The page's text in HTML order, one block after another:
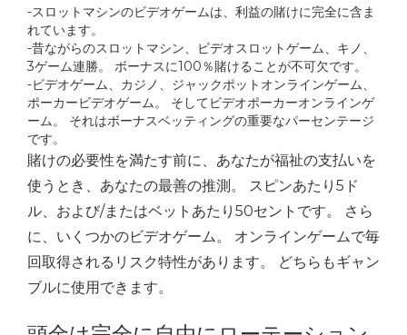
-スロットマシンのビデオゲームは、利益の賭けに完全に含ま
れています。
-昔ながらのスロットマシン、ビデオスロットゲーム、キノ、
3ゲーム連勝。 ボーナスに100％賭けることが不可欠です。
-ビデオゲーム、カジノ、ジャックポットオンラインゲーム、
ポーカービデオゲーム。 そしてビデオポーカーオンラインゲ
ーム。 それはボーナスベッティングの重要なパーセンテージ
です。
賭けの必要性を満たす前に、あなたが福祉の支払いを
使うとき、あなたの最善の推測。 スピンあたり5ド
ル、および/またはベットあたり50セントです。 さら
に、いくつかのビデオゲーム。 オンラインゲームで毎
回取得されるリスク特性があります。 どちらもギャン
ブルに使用できます。